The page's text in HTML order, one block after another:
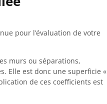
pour l’évaluation de votre
murs ou séparations,
Elle est donc une superficie «
de ces coefficients est